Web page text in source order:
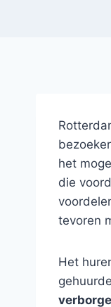
het
die
tevoren
Het